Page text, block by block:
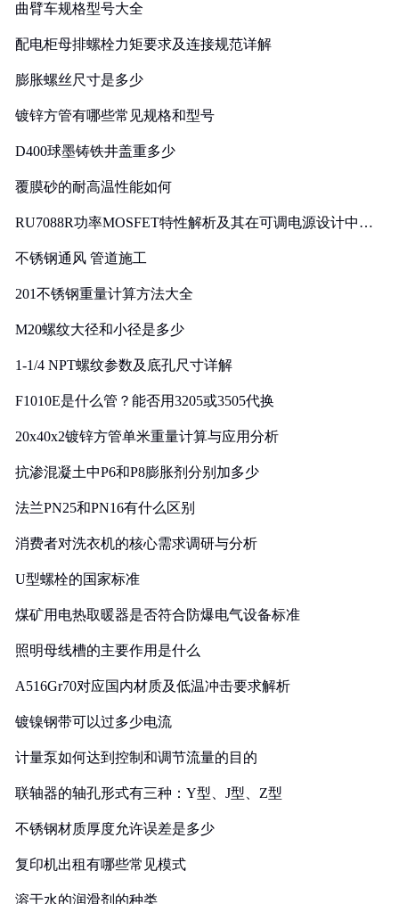
曲臂车规格型号大全
配电柜母排螺栓力矩要求及连接规范详解
膨胀螺丝尺寸是多少
镀锌方管有哪些常见规格和型号
D400球墨铸铁井盖重多少
覆膜砂的耐高温性能如何
RU7088R功率MOSFET特性解析及其在可调电源设计中的
不锈钢通风 管道施工
201不锈钢重量计算方法大全
M20螺纹大径和小径是多少
1-1/4 NPT螺纹参数及底孔尺寸详解
F1010E是什么管？能否用3205或3505代换
20x40x2镀锌方管单米重量计算与应用分析
抗渗混凝土中P6和P8膨胀剂分别加多少
法兰PN25和PN16有什么区别
消费者对洗衣机的核心需求调研与分析
U型螺栓的国家标准
煤矿用电热取暖器是否符合防爆电气设备标准
照明母线槽的主要作用是什么
A516Gr70对应国内材质及低温冲击要求解析
镀镍钢带可以过多少电流
计量泵如何达到控制和调节流量的目的
联轴器的轴孔形式有三种：Y型、J型、Z型
不锈钢材质厚度允许误差是多少
复印机出租有哪些常见模式
溶于水的润滑剂的种类